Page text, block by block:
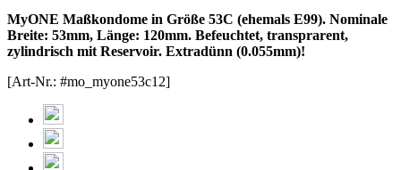
MyONE Maßkondome in Größe 53C (ehemals E99). Nominale
Breite: 53mm, Länge: 120mm. Befeuchtet, transprarent,
zylindrisch mit Reservoir. Extradünn (0.055mm)!
[Art-Nr.: #mo_myone53c12]